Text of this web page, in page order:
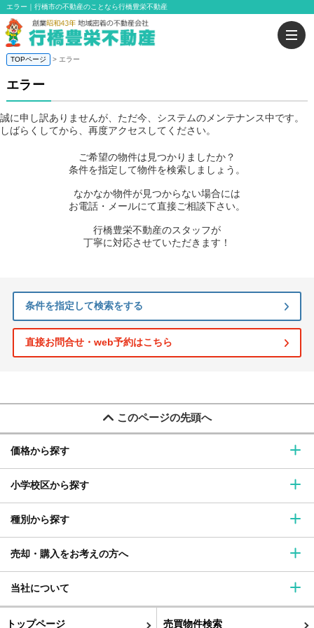
エラー｜行橋市の不動産のことなら行橋豊栄不動産
TOPページ > エラー
エラー
誠に申し訳ありませんが、ただ今、システムのメンテナンス中です。
しばらくしてから、再度アクセスしてください。
ご希望の物件は見つかりましたか？
条件を指定して物件を検索しましょう。
なかなか物件が見つからない場合には
お電話・メールにて直接ご相談下さい。
行橋豊栄不動産のスタッフが
丁寧に対応させていただきます！
条件を指定して検索をする
直接お問合せ・web予約はこちら
このページの先頭へ
価格から探す
小学校区から探す
種別から探す
売却・購入をお考えの方へ
当社について
トップページ 売買物件検索